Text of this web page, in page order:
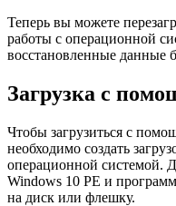
Теперь вы можете
работы с операционной
восстановленные данные
Загрузка с
Чтобы загрузиться с
необходимо создать
операционной системой.
Windows 10 PE и
на диск или флешку.